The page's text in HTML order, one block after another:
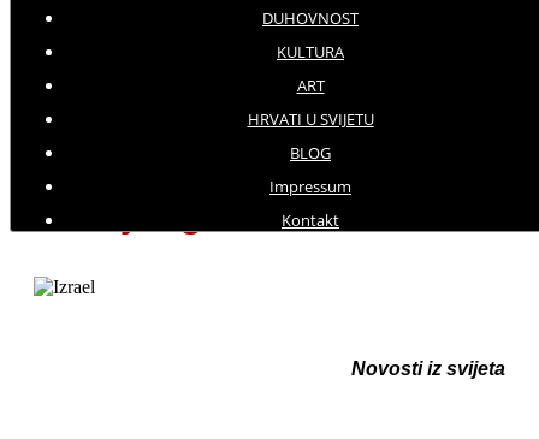
DUHOVNOST
KULTURA
ART
HRVATI U SVIJETU
BLOG
Impressum
Kontakt
Palestinski predsjednik naredio
obustavu svakog službenog
kontakta
Najkrvaviji izraelsko-
palestinski sukob
zadnjih godina
Novosti iz svijeta